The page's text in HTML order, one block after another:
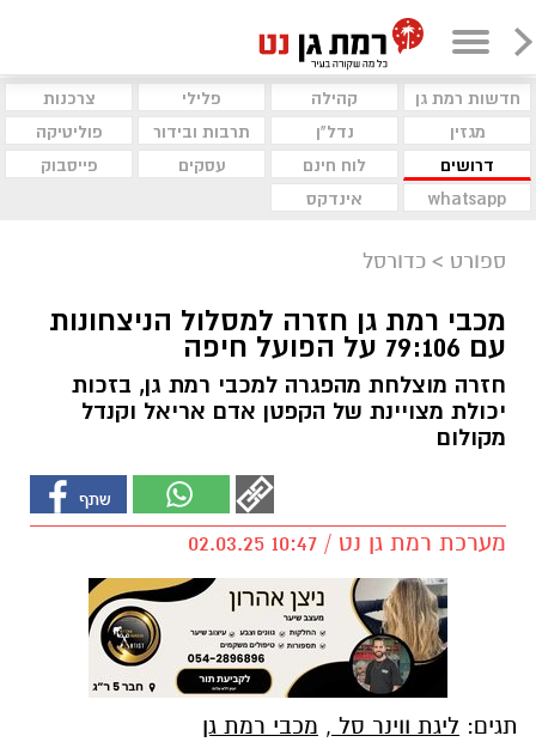
חדשות רמת גן קהילה פלילי
צרכנות
מגזין
נדל"ן תרבות ובידור
פוליטיקה
דרושים
לוח חינם עסקים
פייסבוק
whatsapp
אינדקס
ספורט > כדורסל
מכבי רמת גן חזרה למסלול הניצחונות
עם 79:106 על הפועל חיפה
חזרה מוצלחת מהפגרה למכבי רמת גן, בזכות
יכולת מצויינת של הקפטן אדם אריאל וקנדל
מקולום
מערכת רמת גן נט / 10:47 02.03.25
תגים: ליגת ווינר סל , מכבי רמת גן